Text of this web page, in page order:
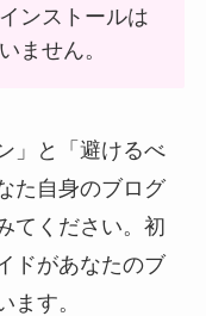
ンストールは
ません。
」と「避けるべ
た自身のブログ
てください。初
ドがあなたのブ
ます。